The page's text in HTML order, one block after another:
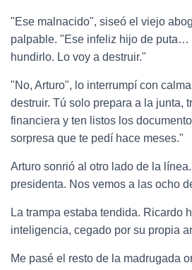
"Ese malnacido", siseó el viejo
palpable. "Ese infeliz hijo de puta…
hundirlo. Lo voy a destruir."
"No, Arturo", lo interrumpí con
destruir. Tú solo prepara a la junta,
financiera y ten listos los
sorpresa que te pedí hace meses."
Arturo sonrió al otro lado de la
presidenta. Nos vemos a las ocho
La trampa estaba tendida. Ricardo
inteligencia, cegado por su propia
Me pasé el resto de la madrugada